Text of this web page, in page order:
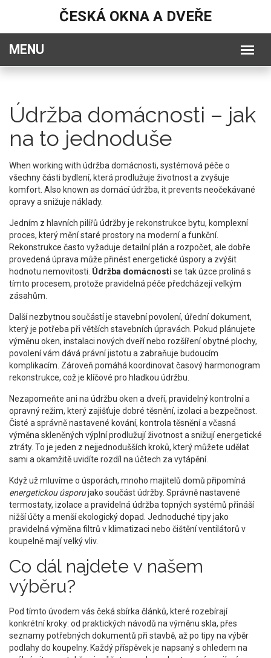
ČESKÁ OKNA A DVEŘE
Údržba domácnosti – jak
na to jednoduše
When working with údržba domácnosti, systémová péče o
všechny části bydlení, která prodlužuje životnost a zvyšuje
komfort . Also known as domácí údržba, it prevents neočekávané
opravy a snižuje náklady.
Jedním z hlavních pilířů údržby je rekonstrukce bytu, komplexní
proces, který mění staré prostory na moderní a funkční.
Rekonstrukce často vyžaduje detailní plán a rozpočet, ale dobře
provedená úprava může přinést energetické úspory a zvýšit
hodnotu nemovitosti. Údržba domácnosti se tak úzce prolíná s
tímto procesem, protože pravidelná péče předcházejí velkým
zásahům.
Další nezbytnou součástí je stavební povolení, úřední dokument,
který je potřeba při větších stavebních úpravách . Pokud plánujete
výměnu oken, instalaci nových dveří nebo rozšíření obytné plochy,
povolení vám dává právní jistotu a zabraňuje budoucím
komplikacím. Zároveň pomáhá koordinovat časový harmonogram
rekonstrukce, což je klíčové pro hladkou údržbu.
Nezapomeňte ani na údržbu oken a dveří, pravidelný kontrolní a
opravný režim, který zajišťuje dobré těsnění, izolaci a bezpečnost
Čisté a správně nastavené kování, kontrola těsnění a včasná
výměna skleněných výplní prodlužují životnost a snižují energetické
ztráty. To je jeden z nejjednodušších kroků, který můžete udělat
sami a okamžitě uvidíte rozdíl na účtech za vytápění.
Když už mluvíme o úsporách, mnoho majitelů domů připomíná
energetickou úsporujako součást údržby. Správně nastavené
termostaty, izolace a pravidelná údržba topných systémů přináší
nižší účty a menší ekologický dopad. Jednoduché tipy jako
pravidelná výměna filtrů v klimatizaci nebo čištění ventilátorů v
koupelně mají velký vliv.
Co dál najdete v našem
výběru?
Pod tímto úvodem vás čeká sbírka článků, které rozebírají
konkrétní kroky: od praktických návodů na výměnu skla, přes
seznamy potřebných dokumentů při stavbě, až po tipy na výběr
podlahy do koupelny. Každý příspěvek je napsaný s ohledem na